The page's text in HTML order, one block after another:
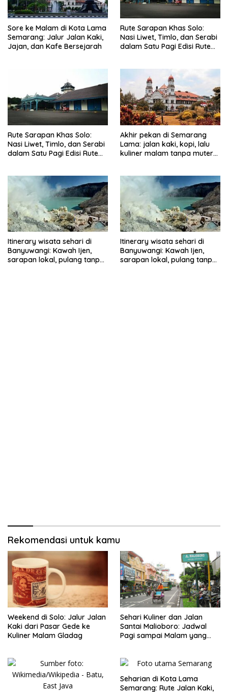
Sore ke Malam di Kota Lama
Semarang: Jalur Jalan Kaki,
Jajan, dan Kafe Bersejarah
Rute Sarapan Khas Solo:
Nasi Liwet, Timlo, dan Serabi
dalam Satu Pagi Edisi Rute
Rute Sarapan Khas Solo:
Nasi Liwet, Timlo, dan Serabi
dalam Satu Pagi Edisi Rute
Akhir pekan di Semarang
Lama: jalan kaki, kopi, lalu
kuliner malam tanpa muter
Itinerary wisata sehari di
Banyuwangi: Kawah Ijen,
sarapan lokal, pulang tanpa
Itinerary wisata sehari di
Banyuwangi: Kawah Ijen,
sarapan lokal, pulang tanpa
Rekomendasi untuk kamu
Weekend di Solo: Jalur Jalan
Kaki dari Pasar Gede ke
Kuliner Malam Gladag
Sehari Kuliner dan Jalan
Santai Malioboro: Jadwal
Pagi sampai Malam yang
Seharian di Kota Lama
Semarang: Rute Jalan Kaki,